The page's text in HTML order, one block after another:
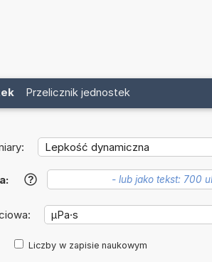
Przelicznik jednostek
?
Liczby w zapisie naukowym